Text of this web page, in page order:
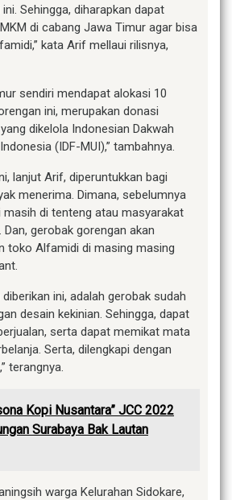
Sehingga, diharapkan dapat
di cabang Jawa Timur agar bisa
kata Arif mellaui rilisnya,
sendiri mendapat alokasi 10
ini, merupakan donasi
dikelola Indonesian Dakwah
(IDF-MUI),” tambahnya.
lanjut Arif, diperuntukkan bagi
menerima. Dimana, sebelumnya
masih di tenteng atau masyarakat
gerobak gorengan akan
toko Alfamidi di masing masing
ini, adalah gerobak sudah
desain kekinian. Sehingga, dapat
serta dapat memikat mata
Serta, dilengkapi dengan
terangnya.
Kopi Nusantara” JCC 2022
Surabaya Bak Lautan
warga Kelurahan Sidokare,